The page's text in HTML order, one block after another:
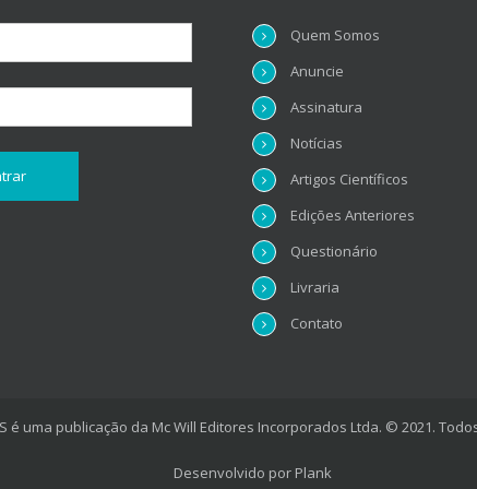
Quem Somos
Anuncie
Assinatura
Notícias
Artigos Científicos
Edições Anteriores
Questionário
Livraria
Contato
é uma publicação da Mc Will Editores Incorporados Ltda. © 2021.
Desenvolvido por Plank